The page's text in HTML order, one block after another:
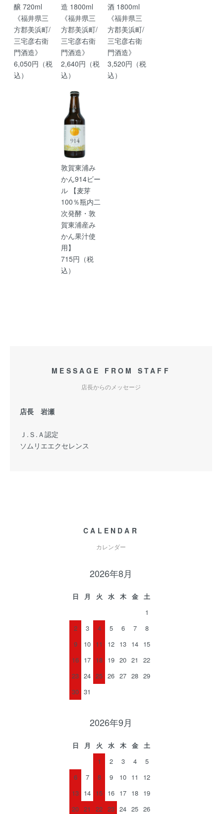
醸 720ml
《福井県三
方郡美浜町/
三宅彦右衛
門酒造》
6,050円（税
込）
造 1800ml
《福井県三
方郡美浜町/
三宅彦右衛
門酒造》
2,640円（税
込）
酒 1800ml
《福井県三
方郡美浜町/
三宅彦右衛
門酒造》
3,520円（税
込）
敦賀東浦み
かん914ビー
ル 【麦芽
100％瓶内二
次発酵・敦
賀東浦産み
かん果汁使
用】
715円（税
込）
MESSAGE FROM STAFF
店長からのメッセージ
店長 岩瀬
Ｊ.Ｓ.Ａ認定
ソムリエエクセレンス
CALENDAR
カレンダー
2026年8月
日 月 火 水 木 金
土
1
2
3 4 5 6 7
8
9
10 11 12 13 14 15
16 17 18 19 20 21
22
23 24 25 26 27 28 29
30 31
2026年9月
日 月 火 水 木 金
土
1
2 3 4
5
6
7 8 9 10 11
12
13 14 15 16 17 18 19
20 21 22 23 24 25 26